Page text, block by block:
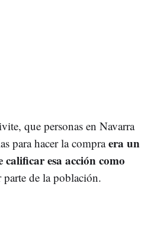
que personas en Navarra
para hacer la compraera un
esa acción como
parte de la población.